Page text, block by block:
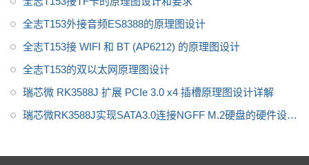
全志T153外接音频ES8388的原理图设计
全志T153接 WIFI 和 BT (AP6212) 的原理图设计
全志T153的双以太网原理图设计
瑞芯微 RK3588J 扩展 PCIe 3.0 x4 插槽原理图设计详解
瑞芯微RK3588J实现SATA3.0连接NGFF M.2硬盘的硬件设计